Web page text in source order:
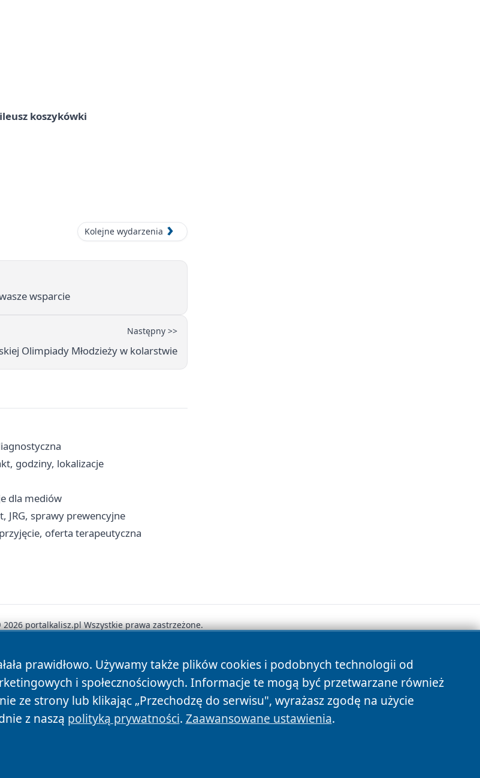
koszykówki
Kolejne wydarzenia
wsparcie
Następny >>
Olimpiady Młodzieży w kolarstwie
godziny, lokalizacje
dla mediów
JRG, sprawy prewencyjne
oferta terapeutyczna
prawidłowo. Używamy także plików cookies i podobnych technologii od
i społecznościowych. Informacje te mogą być przetwarzane również
ze strony lub klikając „Przechodzę do serwisu", wyrażasz zgodę na użycie
z naszą polityką prywatności. Zaawansowane ustawienia.
portalkalisz.pl Wszystkie prawa zastrzeżone.
Polityka Prywatności Polityka Cookies